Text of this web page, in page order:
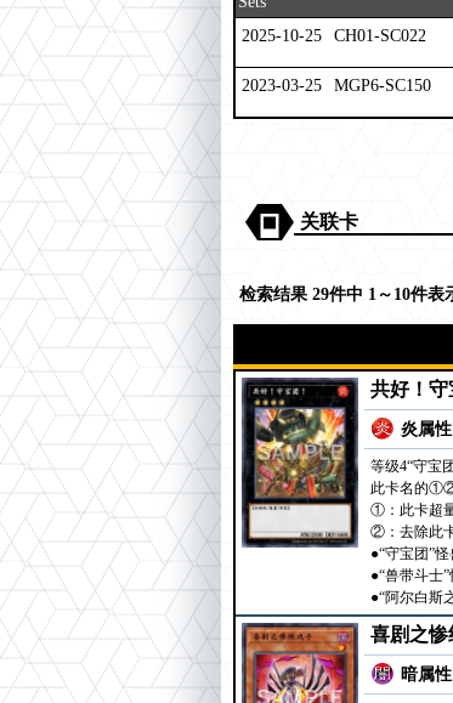
2025-10-25
CH01-SC022
2023-03-25 MGP6-SC150
关联卡
检索结果 29件中 1～10件表
共好！守
炎属性
等级4“守宝
此卡名的①②
①：此卡超
②：去除此
●“守宝团”怪
●“兽带斗士
●“阿尔白斯
喜剧之惨
暗属性